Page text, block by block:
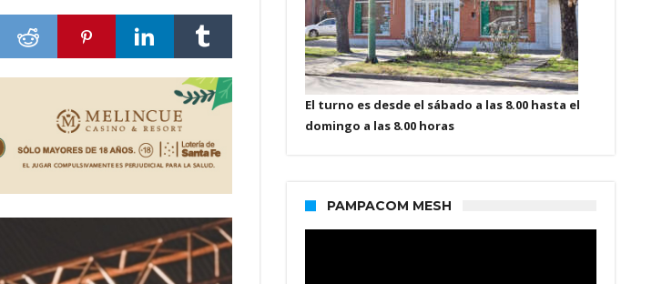
El turno es desde el sábado a las 8.00 hasta el
domingo a las 8.00 horas
PAMPACOM MESH